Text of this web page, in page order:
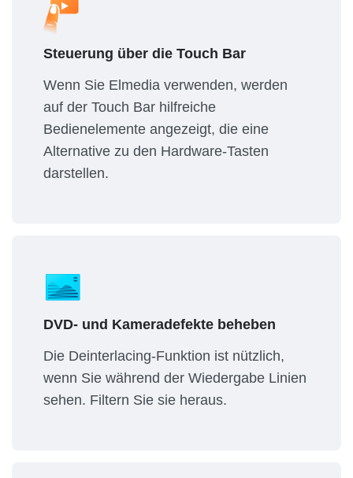
Steuerung über die Touch Bar
Wenn Sie Elmedia verwenden, werden
auf der Touch Bar hilfreiche
Bedienelemente angezeigt, die eine
Alternative zu den Hardware-Tasten
darstellen.
DVD- und Kameradefekte beheben
Die Deinterlacing-Funktion ist nützlich,
wenn Sie während der Wiedergabe Linien
sehen. Filtern Sie sie heraus.